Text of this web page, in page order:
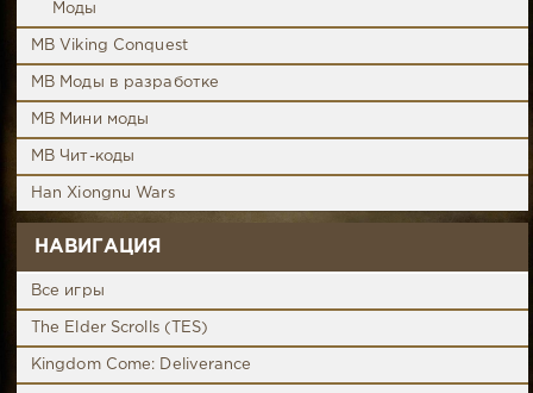
Моды
MB Viking Conquest
MB Моды в разработке
MB Мини моды
MB Чит-коды
Han Xiongnu Wars
НАВИГАЦИЯ
Все игры
The Elder Scrolls (TES)
Kingdom Come: Deliverance